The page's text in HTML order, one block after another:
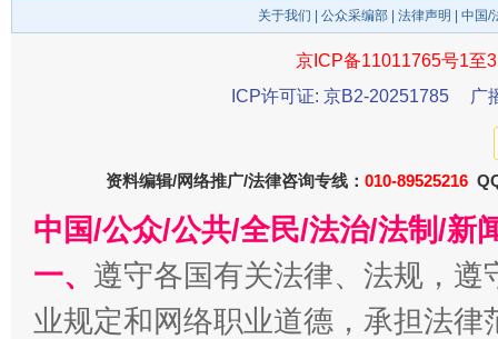
一
关于我们 公众采编部 法律声明 | 中国
京ICP备11011765号1至
ICP许可证: 京B2-20251785
广
资料编辑/网络推广/法律咨询专线： 010-89525216
中国/公众/公共/全民/法治/法制/新
一、 遵守各国有关法律、法规，
业规定和网络职业道德，承担法